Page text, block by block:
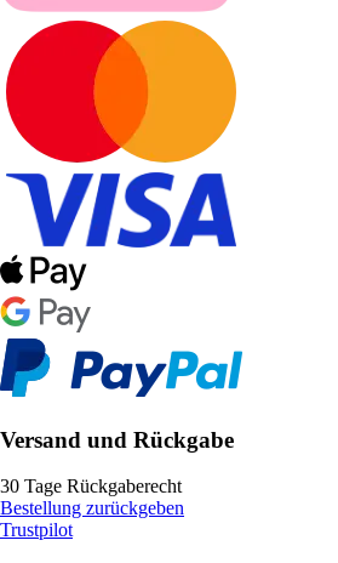
Versand und Rückgabe
30 Tage Rückgaberecht
Bestellung zurückgeben
Trustpilot